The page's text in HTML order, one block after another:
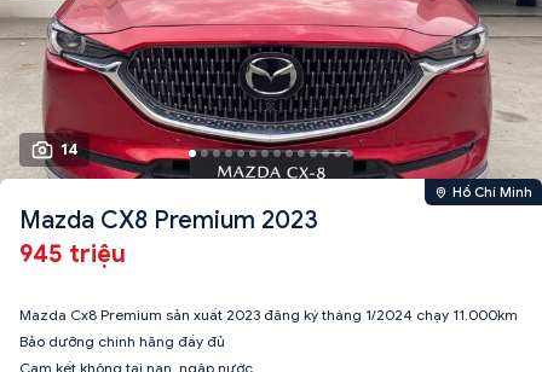
14
Hồ Chí Minh
Mazda CX8 Premium 2023
945 triệu
Mazda Cx8 Premium sản xuất 2023 đăng ký tháng 1/2024 chạy 11.000km
Bảo dưỡng chính hãng đầy đủ
Cam kết không tai nạn, ngập nước.